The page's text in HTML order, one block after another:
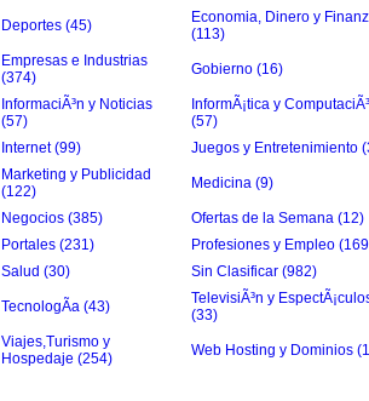
Deportes (45)
Economia, Dinero y
(113)
Empresas e Industrias
(374)
Gobierno (16)
InformaciÃ³n y Noticias
(57)
InformÃ¡tica y
(57)
Internet (99)
Juegos y Entretenimiento
Marketing y Publicidad
(122)
Medicina (9)
Negocios (385)
Ofertas de la Semana (12)
Portales (231)
Profesiones y Empleo
Salud (30)
Sin Clasificar (982)
TecnologÃ­a (43)
TelevisiÃ³n y
(33)
Viajes,Turismo y
Hospedaje (254)
Web Hosting y Dominios